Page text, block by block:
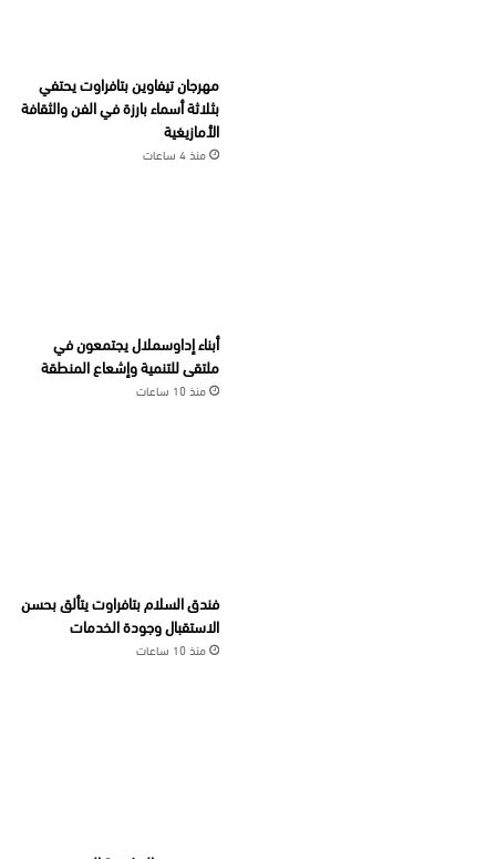
مهرجان تيفاوين بتافراوت يحتفي
بثلاثة أسماء بارزة في الفن والثقافة
الأمازيغية
منذ 4 ساعات
أبناء إداوسملال يجتمعون في
ملتقى للتنمية وإشعاع المنطقة
منذ 10 ساعات
فندق السلام بتافراوت يتألق بحسن
الاستقبال وجودة الخدمات
منذ 10 ساعات